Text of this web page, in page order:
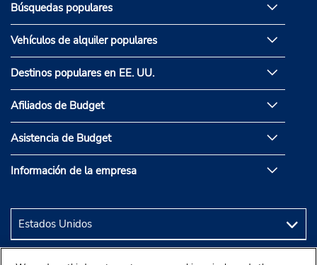
Búsquedas populares
Vehículos de alquiler populares
Destinos populares en EE. UU.
Afiliados de Budget
Asistencia de Budget
Información de la empresa